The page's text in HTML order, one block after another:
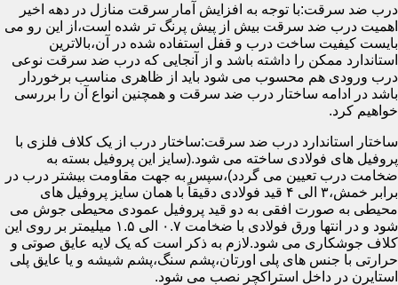
درب ضد سرقت:با توجه به افزایش آمار سرقت منازل در دهه اخیر
اهمیت درب ضد سرقت بیش از پیش پرنگ تر شده است،از این رو می
بایست کیفیت ساخت درب و قفل استفاده شده در آن،بالاترین
استاندارد ممکن را داشته باشد و از آنجایی که درب ضد سرقت نوعی
درب ورودی هم محسوب می شود باید از ظاهری مناسب برخوردار
باشد در ادامه ساختار درب ضد سرقت و همچنین انواع آن را بررسی
خواهیم کرد.
ساختار استاندارد درب ضد سرقت:ساختار درب از یک کلاف فلزی با
پروفیل های فولادی ساخته می شود.(سایز این پروفیل بسته به
ضخامت درب تعیین می گردد)،سپس به جهت مقاومت بیشتر درب در
برابر خمش،۳ الی ۴ قید فولادی دقیقاً با همان سایز پروفیل های
محیطی به صورت افقی به دو قید پروفیل عمودی محیطی جوش می
شود و در انتها ورق فولادی با ضخامت ۰.۷ الی ۱.۵ میلیمتر بر روی این
کلاف جوشکاری می شود.لازم به ذکر است که یک لایه عایق صوتی و
حرارتی با جنس های پلی اورتان،پشم سنگ،پشم شیشه و یا عایق پلی
استایرن در داخل استراکچر نصب می شود.